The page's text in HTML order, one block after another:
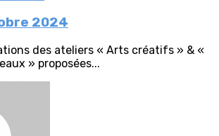
2024
des ateliers « Arts créatifs » & «
» proposées...